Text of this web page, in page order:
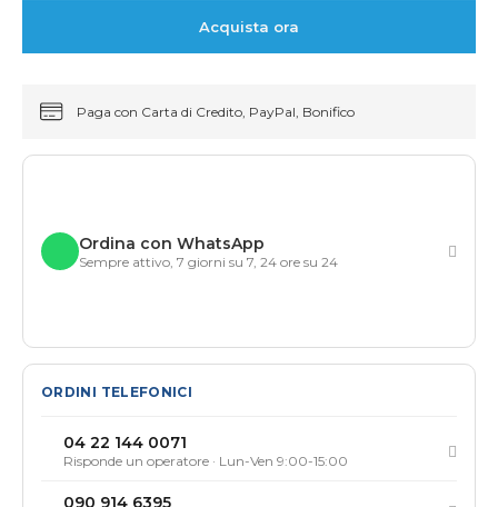
Acquista ora
Paga con Carta di Credito, PayPal, Bonifico
Ordina con WhatsApp
Sempre attivo, 7 giorni su 7, 24 ore su 24
ORDINI TELEFONICI
04 22 144 0071
Risponde un operatore · Lun-Ven 9:00-15:00
090 914 6395